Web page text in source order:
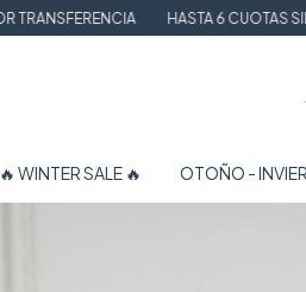
HASTA 6 CUOTAS SIN INTERÉS
🔥 WINTER SALE 🔥 OTOÑO -